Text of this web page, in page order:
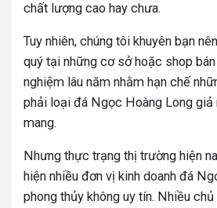
chất lượng cao hay chưa.
Tuy nhiên, chúng tôi khuyên bạn
quý tại những cơ sở hoặc shop
nghiệm lâu năm nhằm hạn chế
phải loại đá Ngọc Hoàng Long
mang.
Nhưng thực trạng thị trường hiện
hiện nhiều đơn vị kinh doanh đá
phong thủy không uy tín. Nhiều